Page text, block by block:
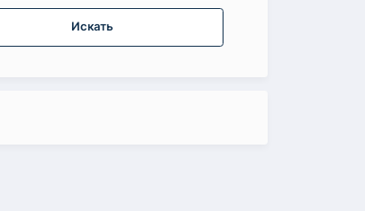
Искать